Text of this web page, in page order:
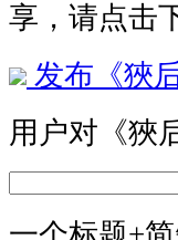
享，请点击
发布《狹
用户对《狹